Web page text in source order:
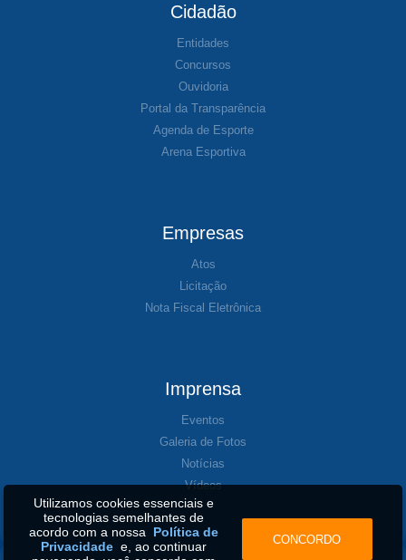
Cidadão
Entidades
Concursos
Ouvidoria
Portal da Transparência
Agenda de Esporte
Arena Esportiva
Empresas
Atos
Licitação
Nota Fiscal Eletrônica
Imprensa
Eventos
Galeria de Fotos
Notícias
Vídeos
Utilizamos cookies essenciais e
tecnologias semelhantes de
acordo com a nossa Política de
Privacidadee, ao continuar
CONCORDO